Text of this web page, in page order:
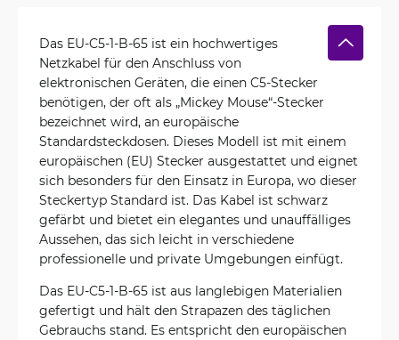
Das EU-C5-1-B-65 ist ein hochwertiges
Netzkabel für den Anschluss von
elektronischen Geräten, die einen C5-Stecker
benötigen, der oft als „Mickey Mouse“-Stecker
bezeichnet wird, an europäische
Standardsteckdosen. Dieses Modell ist mit einem
europäischen (EU) Stecker ausgestattet und eignet
sich besonders für den Einsatz in Europa, wo dieser
Steckertyp Standard ist. Das Kabel ist schwarz
gefärbt und bietet ein elegantes und unauffälliges
Aussehen, das sich leicht in verschiedene
professionelle und private Umgebungen einfügt.
Das EU-C5-1-B-65 ist aus langlebigen Materialien
gefertigt und hält den Strapazen des täglichen
Gebrauchs stand. Es entspricht den europäischen